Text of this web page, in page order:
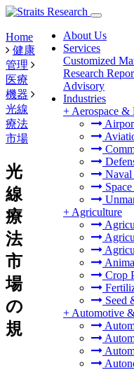
About Us
Services
Customized
Research
Advisory
Industries
+ Aerospace &
Naval
+ Agriculture
Crop
Seed
+ Automotive
Home
健康
管理
医療
機器
光線
療法
市場
光
線
療
法
市
場
の
規